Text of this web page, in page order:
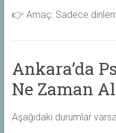
👉 Amaç: Sadece
Ankara’da
Ne Zaman
Aşağıdaki durumlar